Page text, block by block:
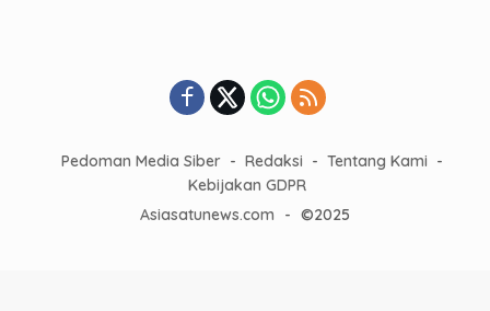
Pedoman Media Siber Redaksi
Tentang Kami
Kebijakan GDPR
Asiasatunews.com
- ©2025